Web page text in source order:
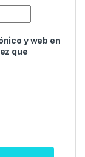
y web en
que